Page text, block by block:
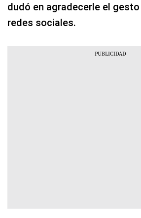
dudó en agradecerle el
redes sociales.